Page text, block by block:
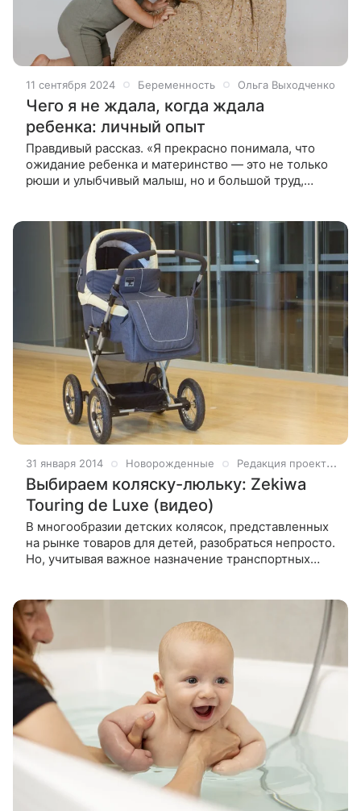
11 сентября 2024 Беременность Ольга Выходченко
Чего я не ждала, когда ждала
ребенка: личный опыт
Правдивый рассказ. «Я прекрасно понимала, что
ожидание ребенка и материнство — это не только
рюши и улыбчивый малыш, но и большой труд,
31 января 2014 Новорожденные Редакция проекта Дети Mail
Выбираем коляску-люльку: Zekiwa
Touring de Luxe (видео)
В многообразии детских колясок, представленных
на рынке товаров для детей, разобраться непросто.
Но, учитывая важное назначение транспортных